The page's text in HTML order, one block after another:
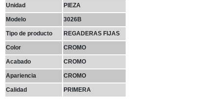
Unidad PIEZA
Modelo 3026B
Tipo de producto REGADERAS FIJAS
Color CROMO
Acabado CROMO
Apariencia CROMO
Calidad PRIMERA